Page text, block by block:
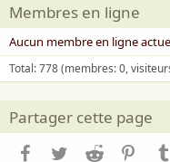
Membres en ligne
Aucun membre en ligne
Total: 778 (membres: 0,
Partager cette page
Facebook
TwitterReddit